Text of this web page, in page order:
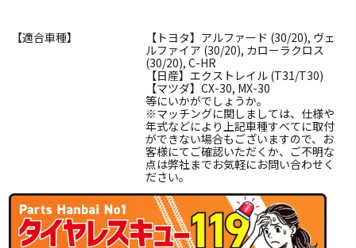
【適合車種】
【トヨタ】アルファード (30/20), ヴェ
ルファイア (30/20), カローラクロス
(30/20), C-HR
【日産】エクストレイル (T31/T30)
【マツダ】CX-30, MX-30
等にいかがでしょうか。
※マッチングに関しましては、仕様や
年式などにより上記車種すべてに取付
ができない場合もございますので、お
客様にてご確認いただくか、ご不明な
点は弊社までお気軽にお問い合わせく
ださい。